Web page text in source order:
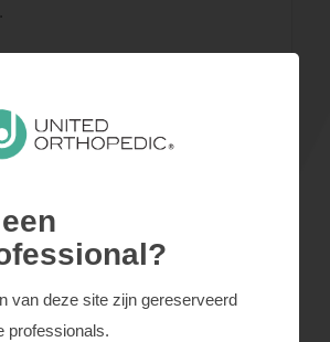
van deze site zijn gereserveerd
professionals.